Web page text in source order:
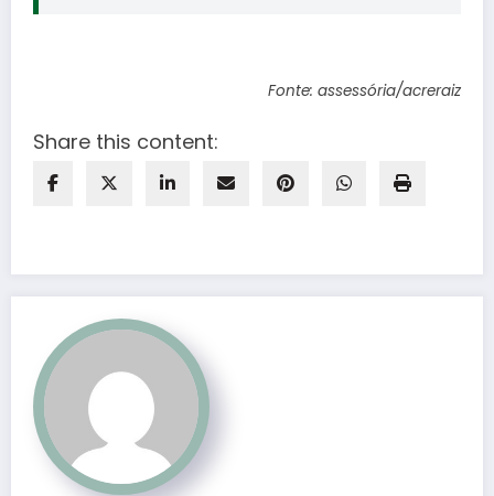
Fonte: assessória/acreraiz
Share this content: